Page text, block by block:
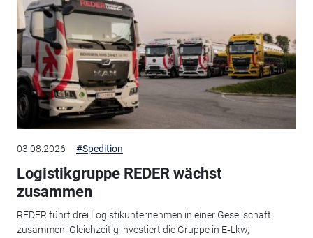
03.08.2026 #Spedition
Logistikgruppe REDER wächst
zusammen
REDER führt drei Logistikunternehmen in einer Gesellschaft
zusammen. Gleichzeitig investiert die Gruppe in E‑Lkw,